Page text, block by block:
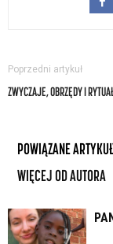
Poprzedni artykuł
ZWYCZAJE, OBRZĘDY I
POWIĄZANE
WIĘCEJ OD AUTORA